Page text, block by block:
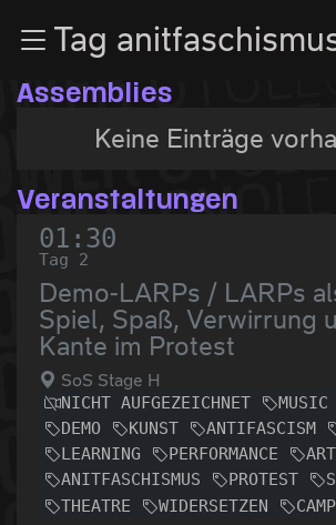
Zum InhaltTag
Assemblies
Keine Einträge
Veranstaltungen
01:30
Tag 2
Demo-LARPs / LARPs
Spiel, Spaß, Verwirrung
Kante im Protest
SoS Stage H
NICHT AUFGEZEICHNET MUSIC
DEMO
KUNST ANTIFASCISM
LEARNING
PERFORMANCE
ANITFASCHISMUS
PROTEST
THEATRE
WIDERSETZEN